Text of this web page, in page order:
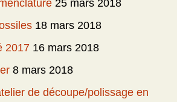
25 mars 2018
18 mars 2018
2017 16 mars 2018
8 mars 2018
de découpe/polissage en